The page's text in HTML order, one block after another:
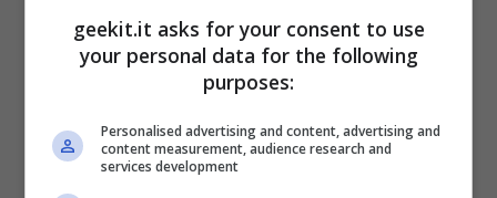
è espressa sulla qualità dello stesso. Bisogna
considerare che questo diamante, ritrovato in
subito dopo alCullinanche conta ben
3.016,75 carati e che fu
geekit.it asks for your consent to use
your personal data for the following
purposes:
Personalised advertising and content, advertising and
content measurement, audience research and
services development